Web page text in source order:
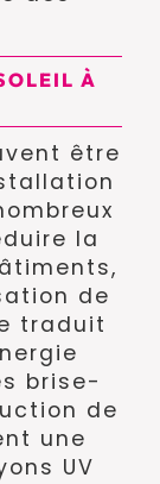
À
être
la
de
traduit
brise-
de
une
UV